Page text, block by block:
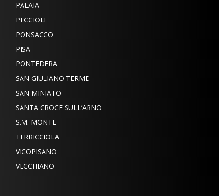
PALAIA
PECCIOLI
PONSACCO
PISA
PONTEDERA
SAN GIULIANO TERME
SAN MINIATO
SANTA CROCE SULL’ARNO
S.M. MONTE
TERRICCIOLA
VICOPISANO
VECCHIANO